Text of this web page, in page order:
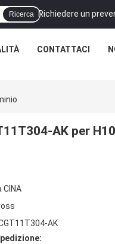
Richiedere un
Ricerca
CONTATTACI
AK per
CINA
AK